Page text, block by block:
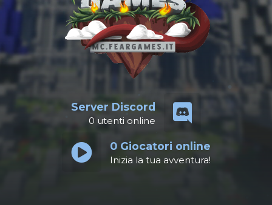
Server Discord
0 utenti online
0Giocatori online
Inizia la tua avventura!